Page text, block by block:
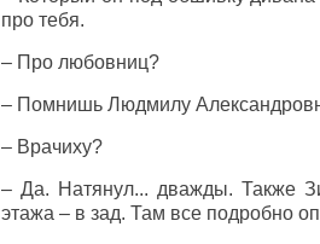
про тебя.
– Про любовниц?
– Помнишь Людмилу
– Врачиху?
– Да. Натянул... дважды. Также
этажа – в зад. Там все подробно